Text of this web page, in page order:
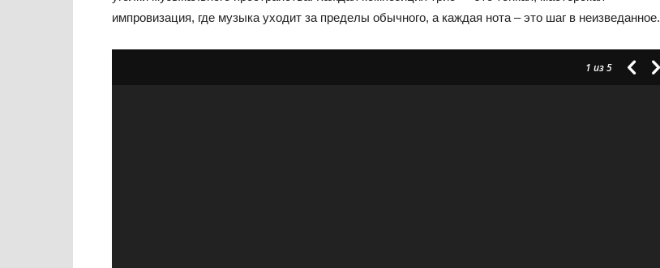
импровизация, где музыка уходит за пределы обычного, а каждая нота – это шаг в неизведанное.
1 из 5